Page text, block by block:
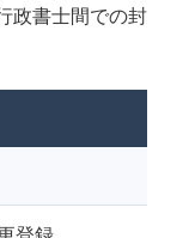
政書士間での封